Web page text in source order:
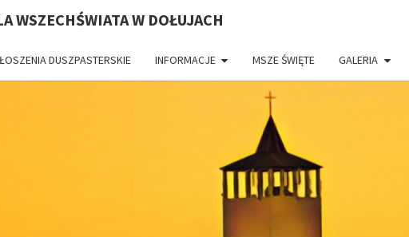
WSZECHŚWIATA W DOŁUJACH
DUSZPASTERSKIE INFORMACJE MSZE ŚWIĘTE GALERIA